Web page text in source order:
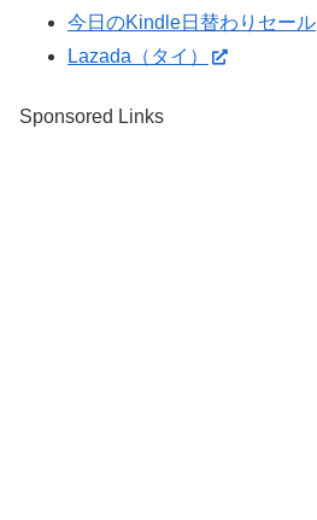
今日のKindle日替わりセール
Lazada（タイ）
Sponsored Links